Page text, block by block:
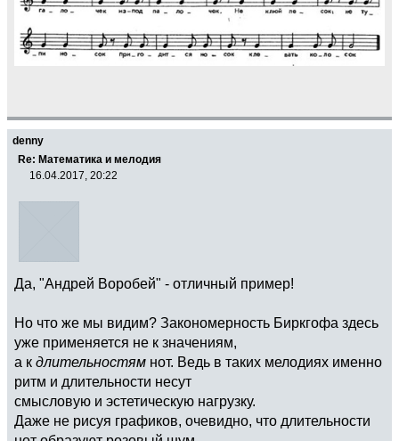
denny
Re: Математика и мелодия
16.04.2017, 20:22
Да, "Андрей Воробей" - отличный пример!
Но что же мы видим? Закономерность Биркгофа здесь
уже применяется не к значениям,
а к длительностям нот. Ведь в таких мелодиях именно
ритм и длительности несут
смысловую и эстетическую нагрузку.
Даже не рисуя графиков, очевидно, что длительности